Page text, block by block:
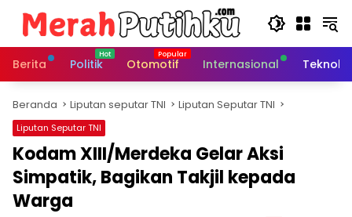
konten
Berita
Politik Otomotif Internasional
Beranda Liputan seputar TNI Liputan Seputar TNI
Liputan Seputar TNI
Kodam XIII/Merdeka Gelar Aksi
Simpatik, Bagikan Takjil kepada
Warga